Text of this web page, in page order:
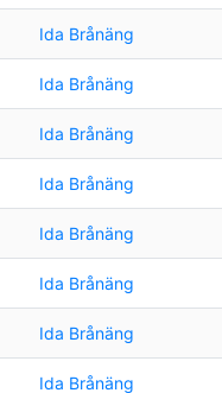
Ida Brånäng
Ida Brånäng
Ida Brånäng
Ida Brånäng
Ida Brånäng
Ida Brånäng
Ida Brånäng
Ida Brånäng